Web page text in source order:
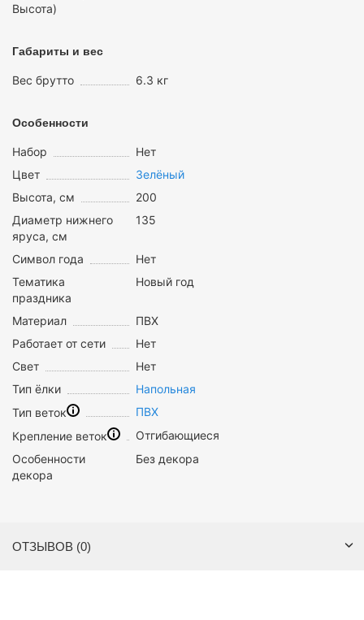
Высота)
Габариты и вес
Вес брутто 6.3 кг
Особенности
Набор
Нет
Цвет
Зелёный
Высота, см
200
Диаметр нижнего
яруса, см
135
Символ года
Нет
Тематика
праздника
Новый год
Материал
ПВХ
Работает от сети
Нет
Свет
Нет
Тип ёлки
Напольная
Тип веток
ПВХ
Крепление веток
Отгибающиеся
Особенности
декора
Без декора
ОТЗЫВОВ (0)